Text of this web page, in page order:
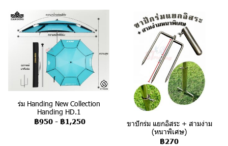
ร่ม Handing New Collection
Handing HD.1
฿950 - ฿1,250
ขาปักร่ม แยกอิสระ + สามง่าม
(หนาพิเศษ)
฿270